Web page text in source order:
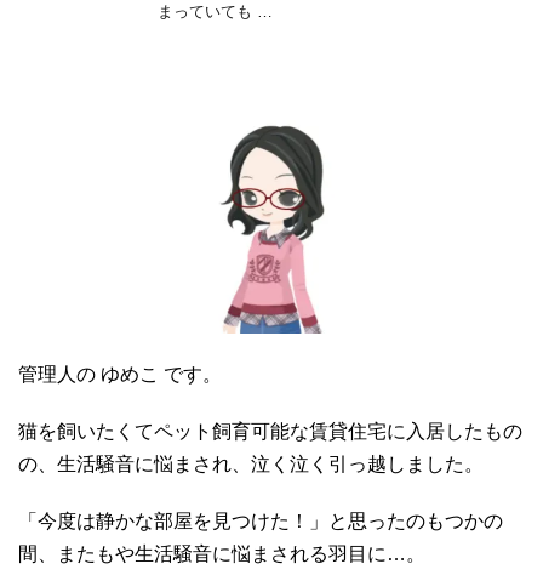
まっていても …
管理人の ゆめこ です。
猫を飼いたくてペット飼育可能な賃貸住宅に入居したもの
の、生活騒音に悩まされ、泣く泣く引っ越しました。
「今度は静かな部屋を見つけた！」と思ったのもつかの
間、またもや生活騒音に悩まされる羽目に…。